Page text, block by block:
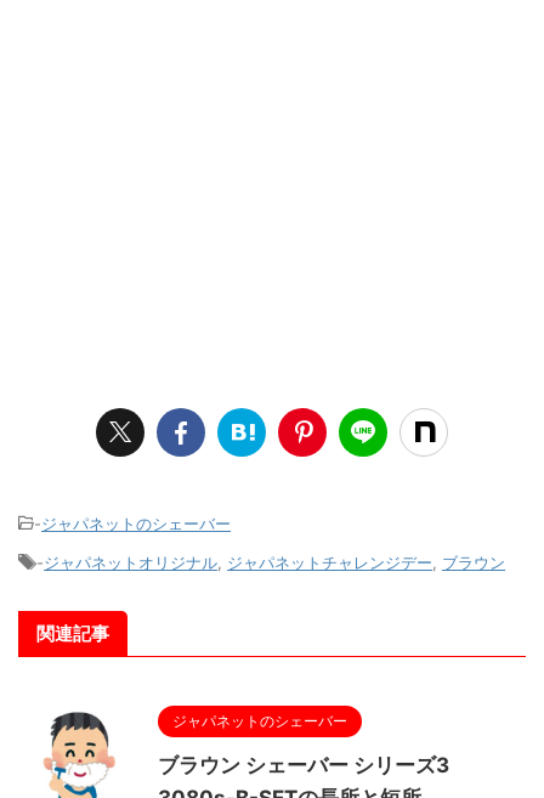
-ジャパネットのシェーバー
-ジャパネットオリジナル ジャパネットチャレンジデー ブラウン
関連記事
ジャパネットのシェーバー
ブラウン シェーバー シリーズ3